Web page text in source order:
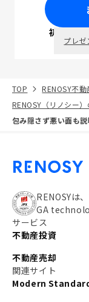
初回面談で
プレゼ
TOP RENOSY不
RENOSY（リノシー
包み隠さず悪い面も
RENOSYは
GA
サービス
不動産投資
不動産売却
関連サイト
Modern